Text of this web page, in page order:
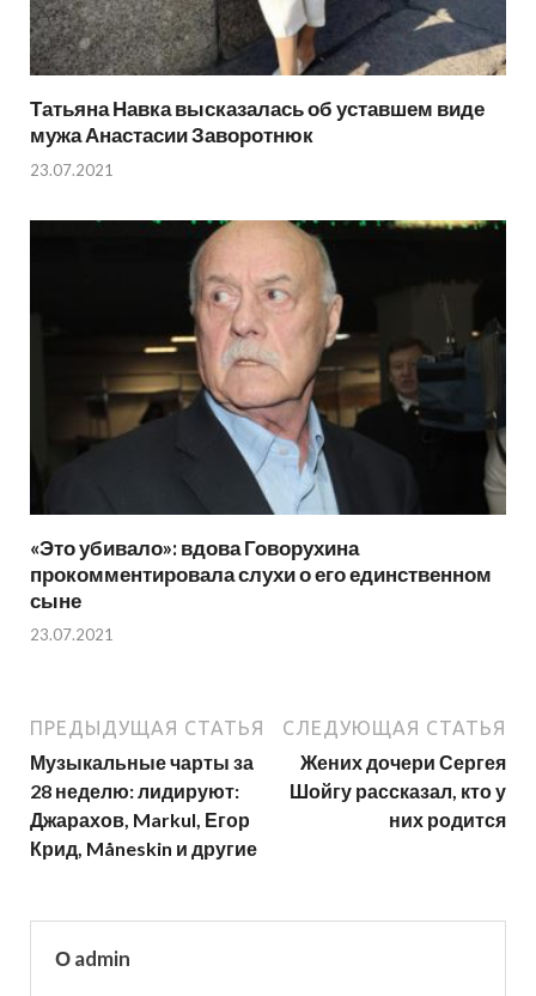
Татьяна Навка высказалась об уставшем виде
мужа Анастасии Заворотнюк
23.07.2021
«Это убивало»: вдова Говорухина
прокомментировала слухи о его единственном
сыне
23.07.2021
ПРЕДЫДУЩАЯ СТАТЬЯ
Музыкальные чарты за
28 неделю: лидируют:
Джарахов, Markul, Егор
Крид, Måneskin и другие
СЛЕДУЮЩАЯ СТАТЬЯ
Жених дочери Сергея
Шойгу рассказал, кто у
них родится
О admin